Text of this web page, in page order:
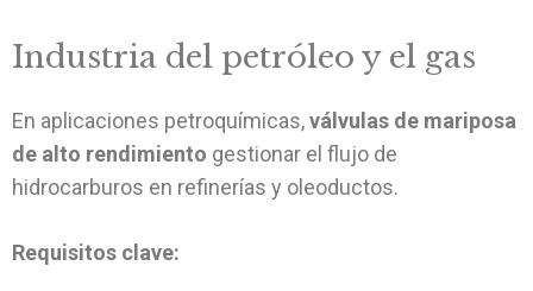
Industria del petróleo y el gas
En aplicaciones petroquímicas,válvulas de mariposa
de alto rendimiento gestionar el flujo de
hidrocarburos en refinerías y oleoductos.
Requisitos clave: